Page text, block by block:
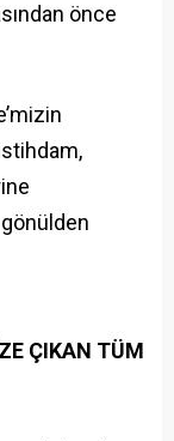
önce
gönülden
ÇIKAN TÜM